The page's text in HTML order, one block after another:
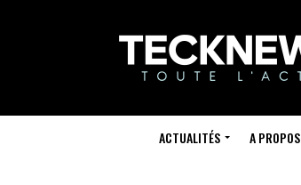
ACTUALITÉS A PROPOS